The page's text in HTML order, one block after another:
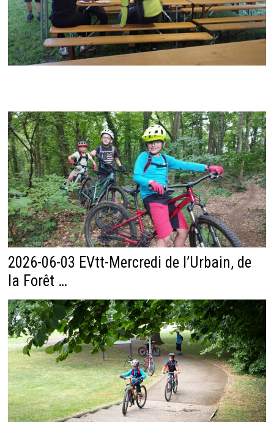
2026-06-03 EVtt-Mercredi de l’Urbain, de
la Forêt …